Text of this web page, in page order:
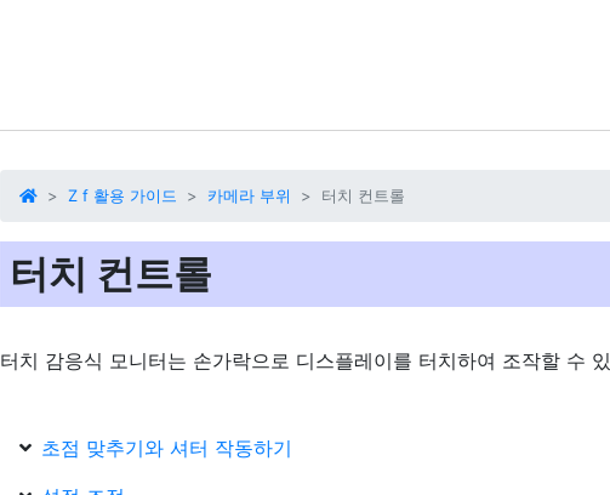
Z f 활용 가이드 카메라 부위 터치 컨트롤
터치 컨트롤
터치 감응식 모니터는 손가락으로 디스플레이를 터치하여 조작할 수
초점 맞추기와 셔터 작동하기